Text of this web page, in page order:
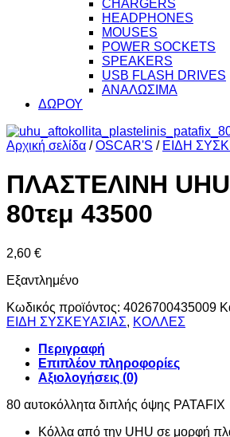
CHARGERS
HEADPHONES
MOUSES
POWER SOCKETS
SPEAKERS
USB FLASH DRIVES
ΑΝΑΛΩΣΙΜΑ
ΔΩΡΟΥ
Αρχική σελίδα / OSCAR'S / ΕΙΔΗ
ΠΛΑΣΤΕΛΙΝΗ
80τεμ 43500
2,60 €
Εξαντλημένο
Κωδικός προϊόντος: 4026700435009
ΕΙΔΗ ΣΥΣΚΕΥΑΣΙΑΣ, ΚΟΛΛΕΣ
Περιγραφή
Επιπλέον πληροφορίες
Αξιολογήσεις (0)
80 αυτοκόλλητα διπλής όψης PATAFIX
Kόλλα από την UHU σε μορφή